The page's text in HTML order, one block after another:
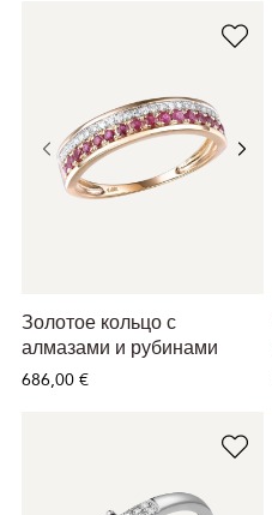
Золотое кольцо с
алмазами и рубинами
686,00 €